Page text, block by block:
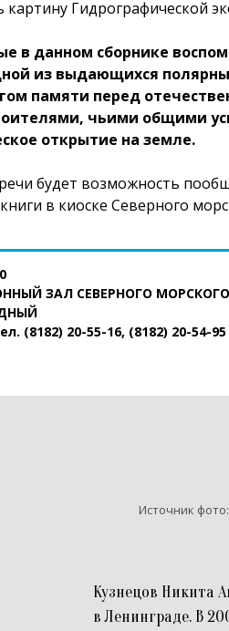
картину Гидрографической
в данном сборнике
из выдающихся
памяти перед
чьими общими
открытие на земле.
будет возможность
в киоске Северного
ЗАЛ СЕВЕРНОГО
(8182) 20-55-16, (8182) 20-54-95
Источник
Кузнецов Никита
в Ленинграде. В